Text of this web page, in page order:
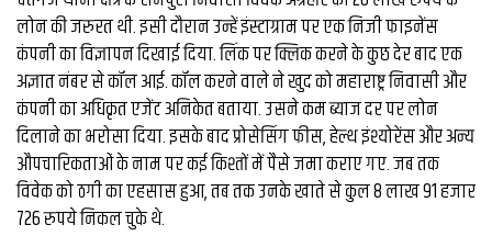
मौसम
देश
लोन की जरुरत थी. इसी दौरान उन्हें इंस्टाग्राम पर एक निजी फाइनेंस
कंपनी का विज्ञापन दिखाई दिया. लिंक पर क्लिक करने के कुछ देर बाद एक
अज्ञात नंबर से कॉल आई. कॉल करने वाले ने खुद को महाराष्ट्र निवासी और
कंपनी का अधिकृत एजेंट अनिकेत बताया. उसने कम ब्याज दर पर लोन
दिलाने का भरोसा दिया. इसके बाद प्रोसेसिंग फीस, हेल्थ इंश्योरेंस और अन्य
औपचारिकताओं के नाम पर कई किश्तों में पैसे जमा कराए गए. जब तक
विवेक को ठगी का एहसास हुआ, तब तक उनके खाते से कुल 8 लाख 91 हजार
726 रुपये निकल चुके थे.